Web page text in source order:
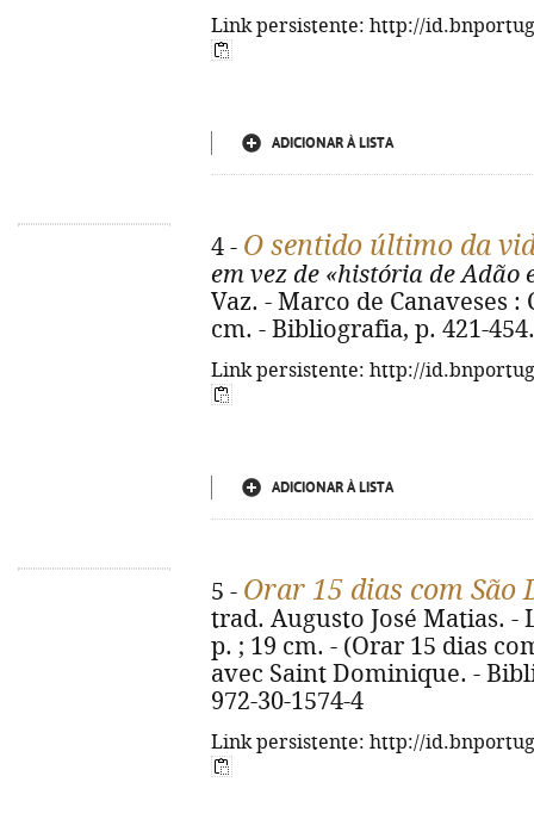
Link persistente: http://
ADICIONAR À LISTA
4 - O sentido último da
em vez de «história de Adão
Vaz. - Marco de Canaveses :
cm. - Bibliografia, p. 421-
Link persistente: http://
ADICIONAR À LISTA
5 - Orar 15 dias com São
trad. Augusto José Matias. -
p. ; 19 cm. - (Orar 15 dias
avec Saint Dominique. -
972-30-1574-4
Link persistente: http://